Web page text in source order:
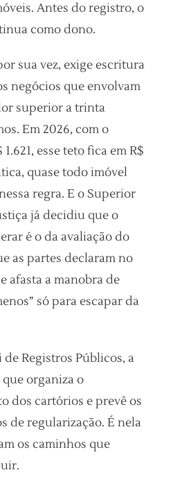
Antes do registro, o
como dono.
sua vez, exige escritura
negócios que envolvam
superior a trinta
Em 2026, com o
esse teto fica em R$
quase todo imóvel
regra. E o Superior
já decidiu que o
é o da avaliação do
as partes declaram no
afasta a manobra de
só para escapar da
de Registros Públicos, a
que organiza o
dos cartórios e prevê os
de regularização. É nela
os caminhos que